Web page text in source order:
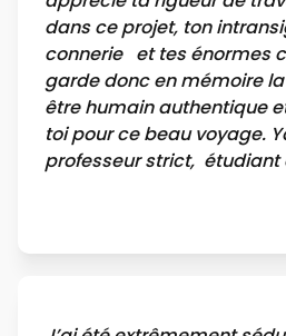
dans ce projet, ton
connerie et tes énormes
garde donc en mémoire la
être humain authentique
toi pour ce beau voyage.
professeur strict, étudiant